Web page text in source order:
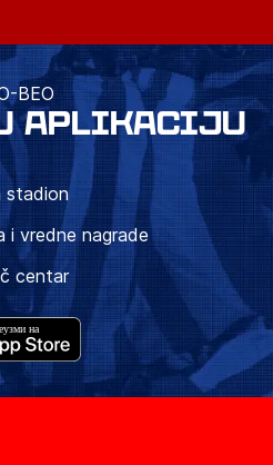
BEO
APLIKACIJU
stadion
i vredne nagrade
centar